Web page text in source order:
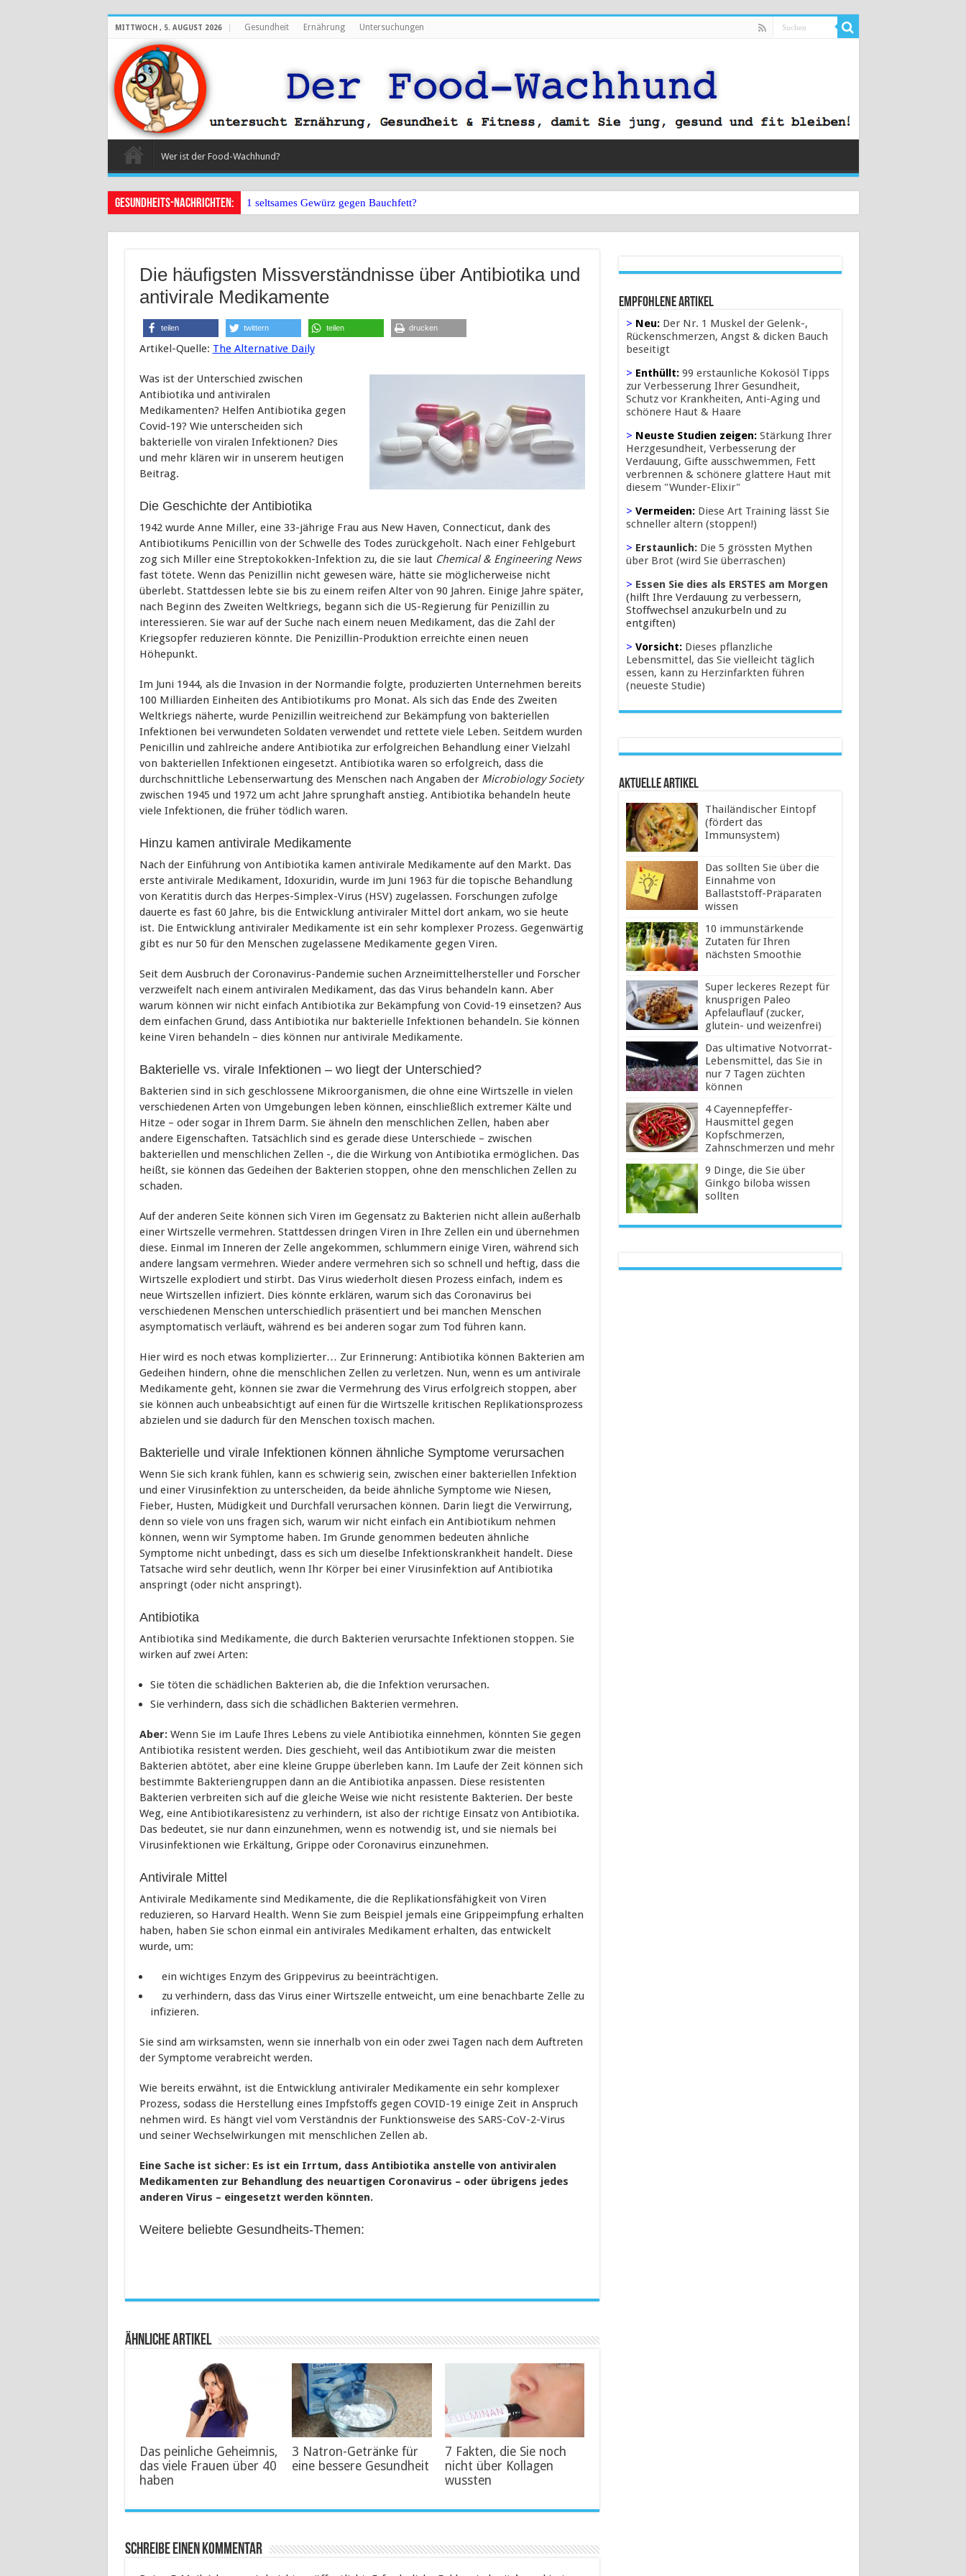
MITTWOCH , 5. AUGUST 2026 Gesundheit Ernährung Untersuchungen
Wer ist der Food-Wachhund?
Gesundheits-Nachrichten: 1 seltsames Gewürz gegen Bauchfett?
Die häufigsten Missverständnisse über Antibiotika und
antivirale Medikamente
teilen twittern teilen drucken
Artikel-Quelle: The Alternative Daily
Was ist der Unterschied zwischen
Antibiotika und antiviralen
Medikamenten? Helfen Antibiotika gegen
Covid-19? Wie unterscheiden sich
bakterielle von viralen Infektionen? Dies
und mehr klären wir in unserem heutigen
Beitrag.
Die Geschichte der Antibiotika
1942 wurde Anne Miller, eine 33-jährige Frau aus New Haven, Connecticut, dank des
Antibiotikums Penicillin von der Schwelle des Todes zurückgeholt. Nach einer Fehlgeburt
zog sich Miller eine Streptokokken-Infektion zu, die sie laut Chemical & Engineering News
fast tötete. Wenn das Penizillin nicht gewesen wäre, hätte sie möglicherweise nicht
überlebt. Stattdessen lebte sie bis zu einem reifen Alter von 90 Jahren. Einige Jahre später,
nach Beginn des Zweiten Weltkriegs, begann sich die US-Regierung für Penizillin zu
interessieren. Sie war auf der Suche nach einem neuen Medikament, das die Zahl der
Kriegsopfer reduzieren könnte. Die Penizillin-Produktion erreichte einen neuen
Höhepunkt.
Im Juni 1944, als die Invasion in der Normandie folgte, produzierten Unternehmen bereits
100 Milliarden Einheiten des Antibiotikums pro Monat. Als sich das Ende des Zweiten
Weltkriegs näherte, wurde Penizillin weitreichend zur Bekämpfung von bakteriellen
Infektionen bei verwundeten Soldaten verwendet und rettete viele Leben. Seitdem wurden
Penicillin und zahlreiche andere Antibiotika zur erfolgreichen Behandlung einer Vielzahl
von bakteriellen Infektionen eingesetzt. Antibiotika waren so erfolgreich, dass die
durchschnittliche Lebenserwartung des Menschen nach Angaben der Microbiology Society
zwischen 1945 und 1972 um acht Jahre sprunghaft anstieg. Antibiotika behandeln heute
viele Infektionen, die früher tödlich waren.
Hinzu kamen antivirale Medikamente
Nach der Einführung von Antibiotika kamen antivirale Medikamente auf den Markt. Das
erste antivirale Medikament, Idoxuridin, wurde im Juni 1963 für die topische Behandlung
von Keratitis durch das Herpes-Simplex-Virus (HSV) zugelassen. Forschungen zufolge
dauerte es fast 60 Jahre, bis die Entwicklung antiviraler Mittel dort ankam, wo sie heute
ist. Die Entwicklung antiviraler Medikamente ist ein sehr komplexer Prozess. Gegenwärtig
gibt es nur 50 für den Menschen zugelassene Medikamente gegen Viren.
Seit dem Ausbruch der Coronavirus-Pandemie suchen Arzneimittelhersteller und Forscher
verzweifelt nach einem antiviralen Medikament, das das Virus behandeln kann. Aber
warum können wir nicht einfach Antibiotika zur Bekämpfung von Covid-19 einsetzen? Aus
dem einfachen Grund, dass Antibiotika nur bakterielle Infektionen behandeln. Sie können
keine Viren behandeln – dies können nur antivirale Medikamente.
Bakterielle vs. virale Infektionen – wo liegt der Unterschied?
Bakterien sind in sich geschlossene Mikroorganismen, die ohne eine Wirtszelle in vielen
verschiedenen Arten von Umgebungen leben können, einschließlich extremer Kälte und
Hitze – oder sogar in Ihrem Darm. Sie ähneln den menschlichen Zellen, haben aber
andere Eigenschaften. Tatsächlich sind es gerade diese Unterschiede – zwischen
bakteriellen und menschlichen Zellen -, die die Wirkung von Antibiotika ermöglichen. Das
heißt, sie können das Gedeihen der Bakterien stoppen, ohne den menschlichen Zellen zu
schaden.
Auf der anderen Seite können sich Viren im Gegensatz zu Bakterien nicht allein außerhalb
einer Wirtszelle vermehren. Stattdessen dringen Viren in Ihre Zellen ein und übernehmen
diese. Einmal im Inneren der Zelle angekommen, schlummern einige Viren, während sich
andere langsam vermehren. Wieder andere vermehren sich so schnell und heftig, dass die
Wirtszelle explodiert und stirbt. Das Virus wiederholt diesen Prozess einfach, indem es
neue Wirtszellen infiziert. Dies könnte erklären, warum sich das Coronavirus bei
verschiedenen Menschen unterschiedlich präsentiert und bei manchen Menschen
asymptomatisch verläuft, während es bei anderen sogar zum Tod führen kann.
Hier wird es noch etwas komplizierter… Zur Erinnerung: Antibiotika können Bakterien am
Gedeihen hindern, ohne die menschlichen Zellen zu verletzen. Nun, wenn es um antivirale
Medikamente geht, können sie zwar die Vermehrung des Virus erfolgreich stoppen, aber
sie können auch unbeabsichtigt auf einen für die Wirtszelle kritischen Replikationsprozess
abzielen und sie dadurch für den Menschen toxisch machen.
Bakterielle und virale Infektionen können ähnliche Symptome verursachen
Wenn Sie sich krank fühlen, kann es schwierig sein, zwischen einer bakteriellen Infektion
und einer Virusinfektion zu unterscheiden, da beide ähnliche Symptome wie Niesen,
Fieber, Husten, Müdigkeit und Durchfall verursachen können. Darin liegt die Verwirrung,
denn so viele von uns fragen sich, warum wir nicht einfach ein Antibiotikum nehmen
können, wenn wir Symptome haben. Im Grunde genommen bedeuten ähnliche
Symptome nicht unbedingt, dass es sich um dieselbe Infektionskrankheit handelt. Diese
Tatsache wird sehr deutlich, wenn Ihr Körper bei einer Virusinfektion auf Antibiotika
anspringt (oder nicht anspringt).
Antibiotika
Antibiotika sind Medikamente, die durch Bakterien verursachte Infektionen stoppen. Sie
wirken auf zwei Arten:
Sie töten die schädlichen Bakterien ab, die die Infektion verursachen.
Sie verhindern, dass sich die schädlichen Bakterien vermehren.
Aber:Wenn Sie im Laufe Ihres Lebens zu viele Antibiotika einnehmen, könnten Sie gegen
Antibiotika resistent werden. Dies geschieht, weil das Antibiotikum zwar die meisten
Bakterien abtötet, aber eine kleine Gruppe überleben kann. Im Laufe der Zeit können sich
bestimmte Bakteriengruppen dann an die Antibiotika anpassen. Diese resistenten
Bakterien verbreiten sich auf die gleiche Weise wie nicht resistente Bakterien. Der beste
Weg, eine Antibiotikaresistenz zu verhindern, ist also der richtige Einsatz von Antibiotika.
Das bedeutet, sie nur dann einzunehmen, wenn es notwendig ist, und sie niemals bei
Virusinfektionen wie Erkältung, Grippe oder Coronavirus einzunehmen.
Antivirale Mittel
Antivirale Medikamente sind Medikamente, die die Replikationsfähigkeit von Viren
reduzieren, so Harvard Health. Wenn Sie zum Beispiel jemals eine Grippeimpfung erhalten
haben, haben Sie schon einmal ein antivirales Medikament erhalten, das entwickelt
wurde, um:
ein wichtiges Enzym des Grippevirus zu beeinträchtigen.
zu verhindern, dass das Virus einer Wirtszelle entweicht, um eine benachbarte Zelle zu
infizieren.
Sie sind am wirksamsten, wenn sie innerhalb von ein oder zwei Tagen nach dem Auftreten
der Symptome verabreicht werden.
Wie bereits erwähnt, ist die Entwicklung antiviraler Medikamente ein sehr komplexer
Prozess, sodass die Herstellung eines Impfstoffs gegen COVID-19 einige Zeit in Anspruch
nehmen wird. Es hängt viel vom Verständnis der Funktionsweise des SARS-CoV-2-Virus
und seiner Wechselwirkungen mit menschlichen Zellen ab.
Eine Sache ist sicher: Es ist ein Irrtum, dass Antibiotika anstelle von antiviralen
Medikamenten zur Behandlung des neuartigen Coronavirus – oder übrigens jedes
anderen Virus – eingesetzt werden könnten.
Weitere beliebte Gesundheits-Themen:
Ähnliche Artikel
Das peinliche Geheimnis,
das viele Frauen über 40
haben
3 Natron-Getränke für
eine bessere Gesundheit
7 Fakten, die Sie noch
nicht über Kollagen
wussten
Schreibe einen Kommentar
Empfohlene Artikel
> Neu: Der Nr. 1 Muskel der Gelenk-,
Rückenschmerzen, Angst & dicken Bauch
beseitigt
> Enthüllt: 99 erstaunliche Kokosöl Tipps
zur Verbesserung Ihrer Gesundheit,
Schutz vor Krankheiten, Anti-Aging und
schönere Haut & Haare
> Neuste Studien zeigen: Stärkung Ihrer
Herzgesundheit, Verbesserung der
Verdauung, Gifte ausschwemmen, Fett
verbrennen & schönere glattere Haut mit
diesem "Wunder-Elixir"
> Vermeiden: Diese Art Training lässt Sie
schneller altern (stoppen!)
> Erstaunlich: Die 5 grössten Mythen
über Brot (wird Sie überraschen)
> Essen Sie dies als ERSTES am Morgen
(hilft Ihre Verdauung zu verbessern,
Stoffwechsel anzukurbeln und zu
entgiften)
> Vorsicht: Dieses pflanzliche
Lebensmittel, das Sie vielleicht täglich
essen, kann zu Herzinfarkten führen
(neueste Studie)
Aktuelle Artikel
Thailändischer Eintopf
(fördert das
Immunsystem)
Das sollten Sie über die
Einnahme von
Ballaststoff-Präparaten
wissen
10 immunstärkende
Zutaten für Ihren
nächsten Smoothie
Super leckeres Rezept für
knusprigen Paleo
Apfelauflauf (zucker,
glutein- und weizenfrei)
Das ultimative Notvorrat-
Lebensmittel, das Sie in
nur 7 Tagen züchten
können
4 Cayennepfeffer-
Hausmittel gegen
Kopfschmerzen,
Zahnschmerzen und mehr
9 Dinge, die Sie über
Ginkgo biloba wissen
sollten